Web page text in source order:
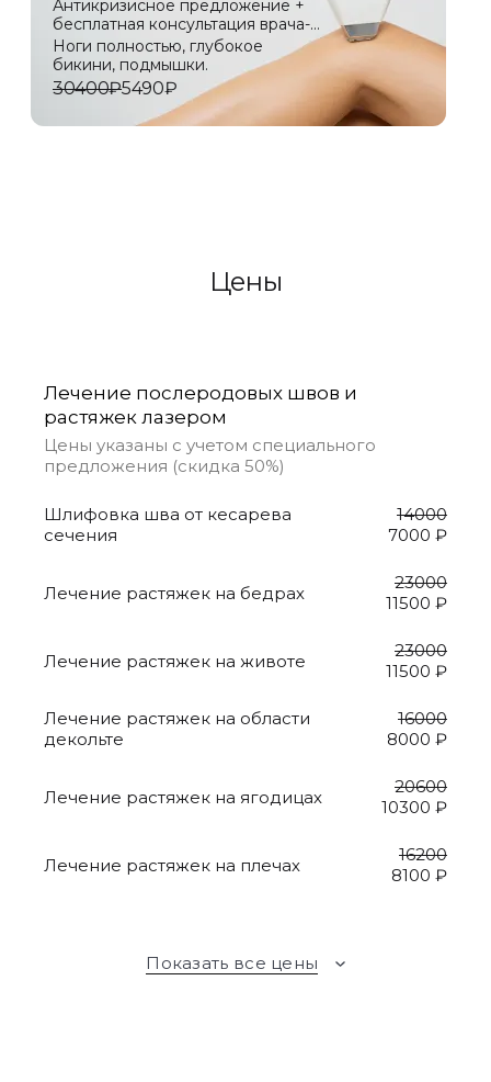
Антикризисное предложение +
бесплатная консультация врача-
лазеротерапевта
Ноги полностью, глубокое
бикини, подмышки.
30400₽5490₽
Цены
Лечение послеродовых швов и
растяжек лазером
Цены указаны с учетом специального
предложения (скидка 50%)
Шлифовка шва от кесарева
сечения
14000
7000 ₽
Лечение растяжек на бедрах
23000
11500 ₽
Лечение растяжек на животе
23000
11500 ₽
Лечение растяжек на области
декольте
16000
8000 ₽
Лечение растяжек на ягодицах
20600
10300 ₽
Лечение растяжек на плечах
16200
8100 ₽
Показать все цены